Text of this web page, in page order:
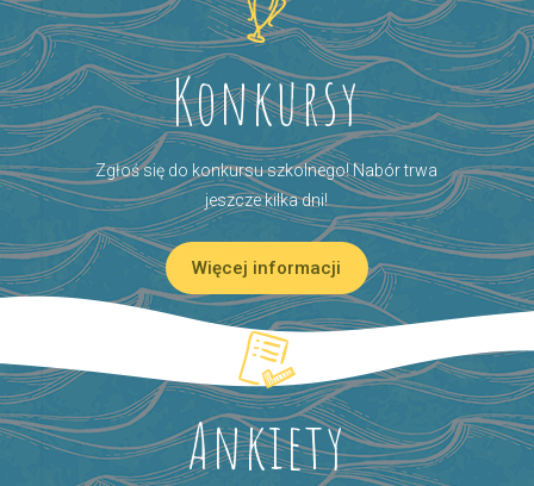
Konkursy
Zgłoś się do konkursu szkolnego! Nabór trwa
jeszcze kilka dni!
Więcej informacji
Ankiety